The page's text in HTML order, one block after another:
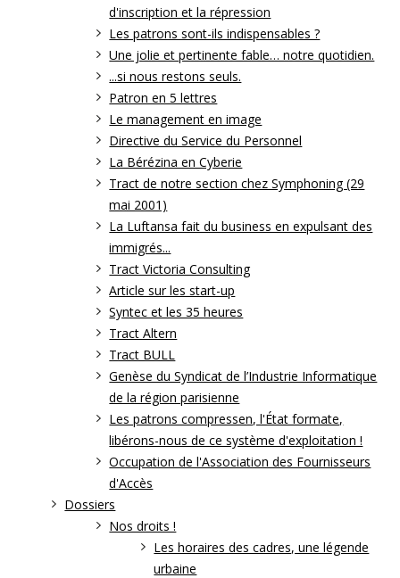
d'inscription et la répression
Les patrons sont-ils indispensables ?
Une jolie et pertinente fable… notre quotidien.
...si nous restons seuls.
Patron en 5 lettres
Le management en image
Directive du Service du Personnel
La Bérézina en Cyberie
Tract de notre section chez Symphoning (29
mai 2001)
La Luftansa fait du business en expulsant des
immigrés...
Tract Victoria Consulting
Article sur les start-up
Syntec et les 35 heures
Tract Altern
Tract BULL
Genèse du Syndicat de l’Industrie Informatique
de la région parisienne
Les patrons compressen, l'État formate,
libérons-nous de ce système d'exploitation !
Occupation de l'Association des Fournisseurs
d'Accès
Dossiers
Nos droits !
Les horaires des cadres, une légende
urbaine